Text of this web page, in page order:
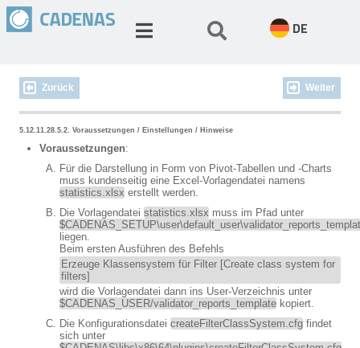
DE
Zurück Weiter
5.12.11.28.5.2. Voraussetzungen / Einstellungen / Hinweise
Voraussetzungen:
Für die Darstellung in Form von Pivot-Tabellen und -Charts
muss kundenseitig eine Excel-Vorlagendatei namens
statistics.xlsx erstellt werden.
Die Vorlagendatei statistics.xlsx muss im Pfad unter
liegen.
Beim ersten Ausführen des Befehls
Erzeuge Klassensystem für Filter [Create class system for
filters]
wird die Vorlagendatei dann ins User-Verzeichnis unter
$CADENAS_USER/validator_reports_template kopiert.
Die Konfigurationsdatei createFilterClassSystem.cfg findet
sich unter